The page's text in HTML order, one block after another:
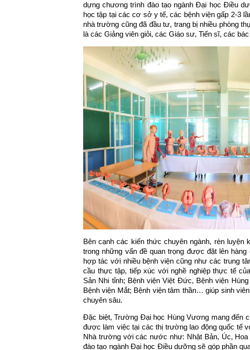
dựng chương trình đào tạo ngành Đại học Điều
học tập tại các cơ sở y tế, các bệnh viện gấp 2-3
nhà trường cũng đã đầu tư, trang bị nhiều phòng
là các Giảng viên giỏi, các Giáo sư, Tiến sĩ, các
Bên cạnh các kiến thức chuyên ngành, rèn luyện
trong những vấn đề quan trọng được đặt lên
hợp tác với nhiều bệnh viện cũng như các trung
cầu thực tập, tiếp xúc với nghề nghiệp thực tế
Sản Nhi tỉnh; Bệnh viện Việt Đức, Bệnh viện
Bệnh viện Mắt; Bệnh viện tâm thần… giúp sinh
chuyên sâu.
Đặc biệt, Trường Đại học Hùng Vương mang đến
được làm việc tại các thị trường lao động quốc tế
Nhà trường với các nước như: Nhật Bản, Úc,
đào tạo ngành Đại học Điều dưỡng sẽ góp phần